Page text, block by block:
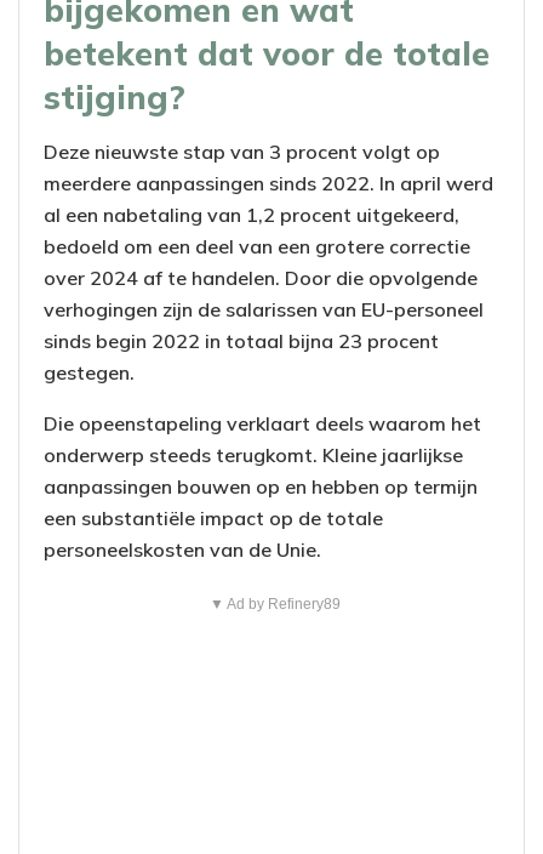
bijgekomen en wat
betekent dat voor de totale
stijging?
Deze nieuwste stap van 3 procent volgt op
meerdere aanpassingen sinds 2022. In april werd
al een nabetaling van 1,2 procent uitgekeerd,
bedoeld om een deel van een grotere correctie
over 2024 af te handelen. Door die opvolgende
verhogingen zijn de salarissen van EU-personeel
sinds begin 2022 in totaal bijna 23 procent
gestegen.
Die opeenstapeling verklaart deels waarom het
onderwerp steeds terugkomt. Kleine jaarlijkse
aanpassingen bouwen op en hebben op termijn
een substantiële impact op de totale
personeelskosten van de Unie.
▼ Ad by Refinery89